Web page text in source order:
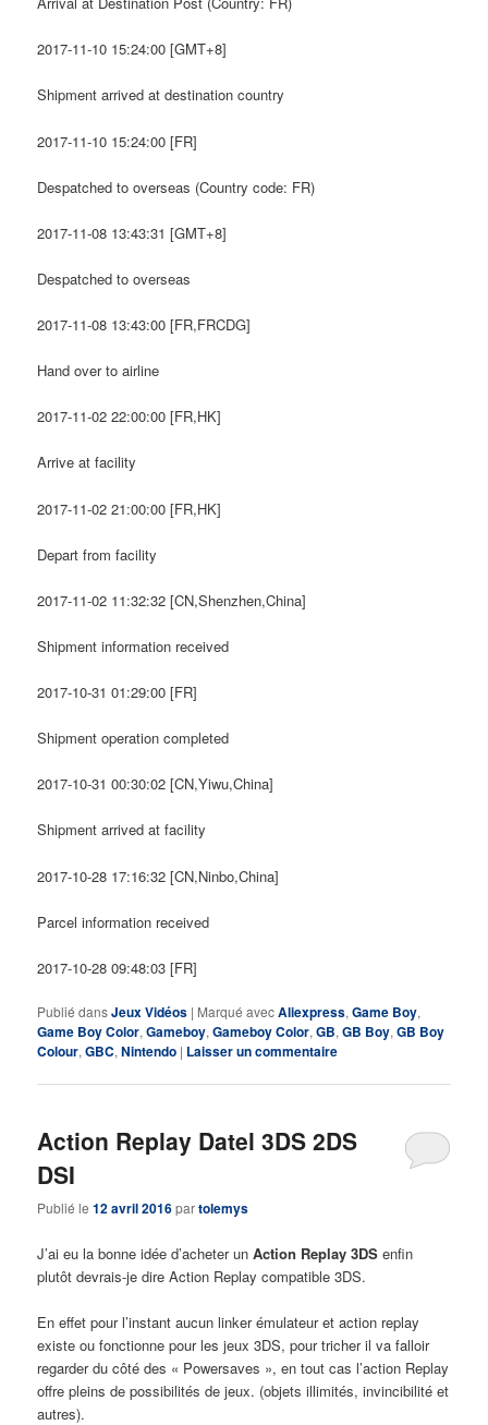
2017-11-10 15:24:00 [GMT+8]
Shipment arrived at destination country
2017-11-10 15:24:00 [FR]
Despatched to overseas (Country code: FR)
2017-11-08 13:43:31 [GMT+8]
Despatched to overseas
2017-11-08 13:43:00 [FR,FRCDG]
Hand over to airline
2017-11-02 22:00:00 [FR,HK]
Arrive at facility
2017-11-02 21:00:00 [FR,HK]
Depart from facility
2017-11-02 11:32:32 [CN,Shenzhen,China]
Shipment information received
2017-10-31 01:29:00 [FR]
Shipment operation completed
2017-10-31 00:30:02 [CN,Yiwu,China]
Shipment arrived at facility
2017-10-28 17:16:32 [CN,Ninbo,China]
Parcel information received
2017-10-28 09:48:03 [FR]
Publié dansJeux Vidéos | Marqué avecAliexpress,Game Boy,
Game Boy Color,Gameboy,Gameboy Color,GB,GB Boy,GB Boy
Colour,GBC,Nintendo | Laisser un commentaire
Action Replay Datel 3DS 2DS
DSI
Publié le12 avril 2016partolemys
J’ai eu la bonne idée d’acheter unAction Replay 3DS enfin
plutôt devrais-je dire Action Replay compatible 3DS.
En effet pour l’instant aucun linker émulateur et action replay
existe ou fonctionne pour les jeux 3DS, pour tricher il va falloir
regarder du côté des « Powersaves », en tout cas l’action Replay
offre pleins de possibilités de jeux. (objets illimités, invincibilité et
autres).